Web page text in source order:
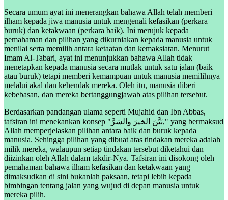
Secara umum ayat ini menerangkan bahawa Allah telah memberi
ilham kepada jiwa manusia untuk mengenali kefasikan (perkara
buruk) dan ketakwaan (perkara baik). Ini merujuk kepada
pemahaman dan pilihan yang dikurniakan kepada manusia untuk
menilai serta memilih antara ketaatan dan kemaksiatan. Menurut
Imam Al-Tabari, ayat ini menunjukkan bahawa Allah tidak
menetapkan kepada manusia secara mutlak untuk satu jalan (baik
atau buruk) tetapi memberi kemampuan untuk manusia memilihnya
melalui akal dan kehendak mereka. Oleh itu, manusia diberi
kebebasan, dan mereka bertanggungjawab atas pilihan tersebut.
Berdasarkan pandangan ulama seperti Mujahid dan Ibn Abbas,
tafsiran ini menekankan konsep "بَيَّنَ الخيرَ والشرَّ," yang bermaksud
Allah memperjelaskan pilihan antara baik dan buruk kepada
manusia. Sehingga pilihan yang dibuat atas tindakan mereka adalah
milik mereka, walaupun setiap tindakan tersebut diketahui dan
diizinkan oleh Allah dalam takdir-Nya. Tafsiran ini disokong oleh
pemahaman bahawa ilham kefasikan dan ketakwaan yang
dimaksudkan di sini bukanlah paksaan, tetapi lebih kepada
bimbingan tentang jalan yang wujud di depan manusia untuk
mereka pilih.